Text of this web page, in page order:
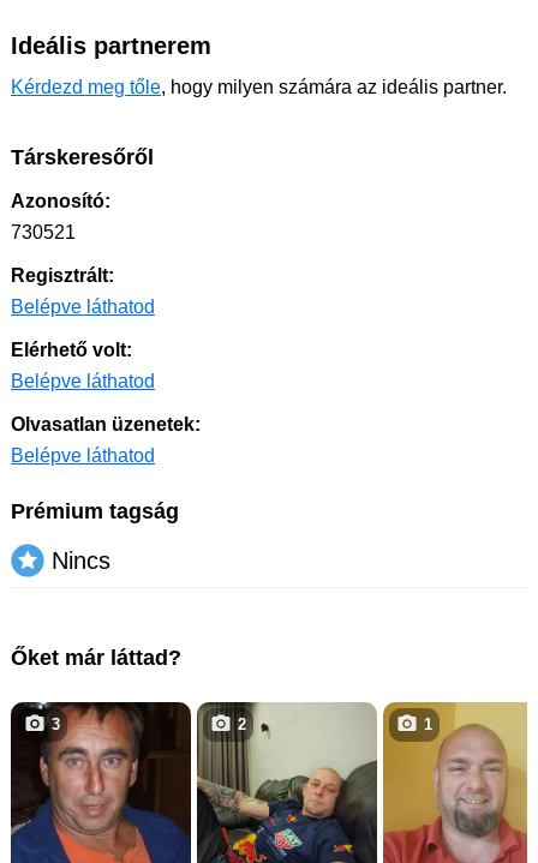
Ideális partnerem
Kérdezd meg tőle, hogy milyen számára az ideális partner.
Társkeresőről
Azonosító:
730521
Regisztrált:
Belépve láthatod
Elérhető volt:
Belépve láthatod
Olvasatlan üzenetek:
Belépve láthatod
Prémium tagság
Nincs
Őket már láttad?
3 2 1